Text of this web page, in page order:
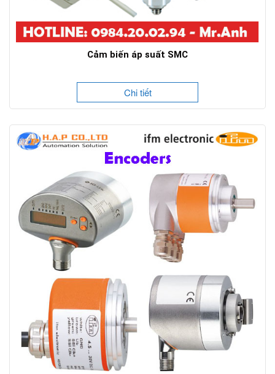
Cảm biến áp suất SMC
Chi tiết